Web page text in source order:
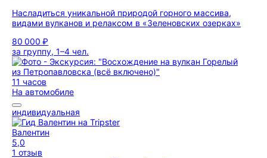
Насладиться уникальной природой горного массива,
видами вулканов и релаксом в «Зеленовских озерках»
80 000 ₽
за группу, 1–4 чел.
11 часов
На автомобиле
индивидуальная
Валентин
5,0
1 отзыв